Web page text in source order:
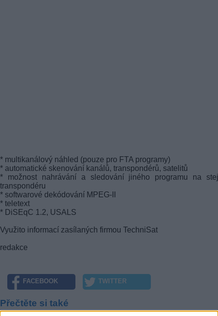
* multikanálový náhled (pouze pro FTA programy)
* automatické skenování kanálů, transpondérů, satelitů
* možnost nahrávání a sledování jiného programu na
transpondéru
* softwarové dekódování MPEG-II
* teletext
* DiSEqC 1.2, USALS
Využito informací zasílaných firmou TechniSat
redakce
FACEBOOK TWITTER
Přečtěte si také